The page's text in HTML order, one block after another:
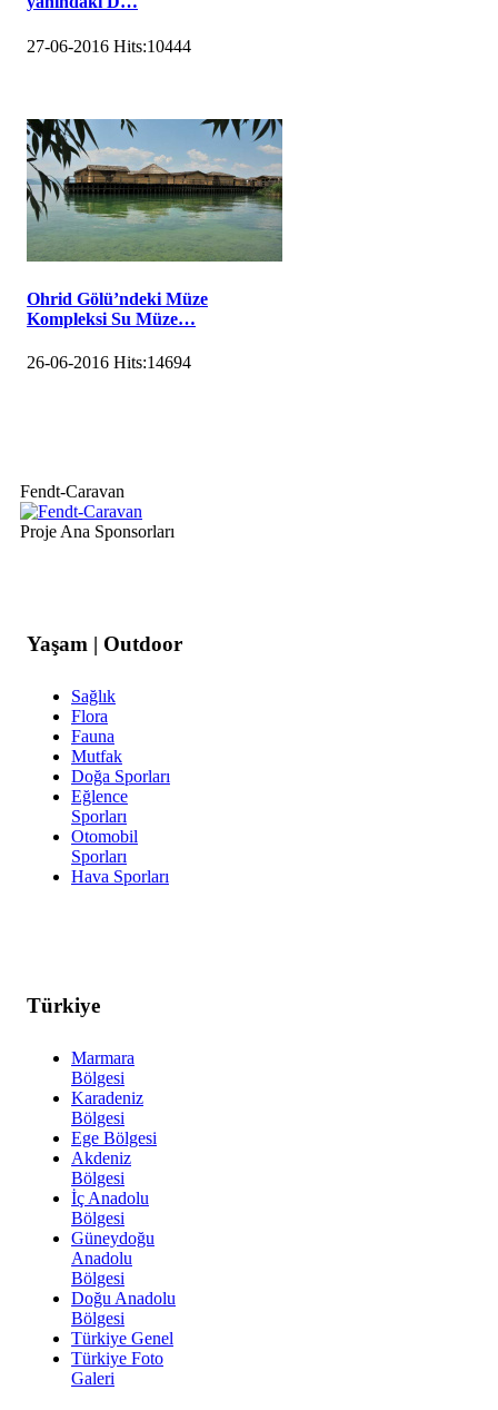
27-06-2016 Hits:10444
Ohrid Gölü’ndeki Müze
Kompleksi Su Müze…
26-06-2016 Hits:14694
Fendt-Caravan
Proje Ana Sponsorları
Yaşam | Outdoor
Sağlık
Flora
Fauna
Mutfak
Doğa Sporları
Eğlence
Sporları
Otomobil
Sporları
Hava Sporları
Türkiye
Marmara
Bölgesi
Karadeniz
Bölgesi
Ege Bölgesi
Akdeniz
Bölgesi
İç Anadolu
Bölgesi
Güneydoğu
Anadolu
Bölgesi
Doğu Anadolu
Bölgesi
Türkiye Genel
Türkiye Foto
Galeri